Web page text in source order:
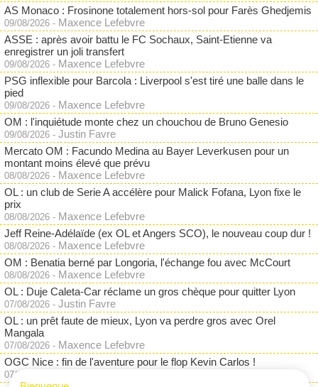
AS Monaco : Frosinone totalement hors-sol pour Farès Ghedjemis
09/08/2026 - Maxence Lefebvre
ASSE : après avoir battu le FC Sochaux, Saint-Etienne va
enregistrer un joli transfert
09/08/2026 - Maxence Lefebvre
PSG inflexible pour Barcola : Liverpool s'est tiré une balle dans le
pied
09/08/2026 - Maxence Lefebvre
OM : l'inquiétude monte chez un chouchou de Bruno Genesio
09/08/2026 - Justin Favre
Mercato OM : Facundo Medina au Bayer Leverkusen pour un
montant moins élevé que prévu
08/08/2026 - Maxence Lefebvre
OL : un club de Serie A accélère pour Malick Fofana, Lyon fixe le
prix
08/08/2026 - Maxence Lefebvre
Jeff Reine-Adélaïde (ex OL et Angers SCO), le nouveau coup dur !
08/08/2026 - Maxence Lefebvre
OM : Benatia berné par Longoria, l'échange fou avec McCourt
08/08/2026 - Maxence Lefebvre
OL : Duje Caleta-Car réclame un gros chèque pour quitter Lyon
07/08/2026 - Justin Favre
OL : un prêt faute de mieux, Lyon va perdre gros avec Orel
Mangala
07/08/2026 - Maxence Lefebvre
OGC Nice : fin de l'aventure pour le flop Kevin Carlos !
07/08/2026